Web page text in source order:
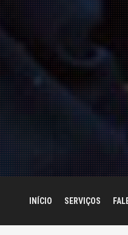
INÍCIO SERVIÇOS